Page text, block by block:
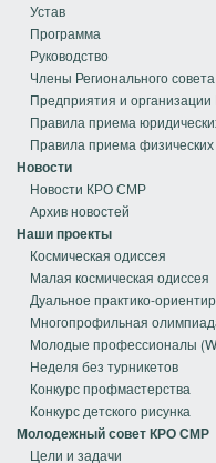
Устав
Программа
Руководство
Члены Регионального
Предприятия и
Правила приема
Правила приема
Новости
Новости КРО СМР
Архив новостей
Наши проекты
Космическая одиссея
Малая космическая одиссея
Дуальное практико-
Многопрофильная
Молодые профессионалы
Неделя без турникетов
Конкурс профмастерства
Конкурс детского рисунка
Молодежный совет КРО СМР
Цели и задачи